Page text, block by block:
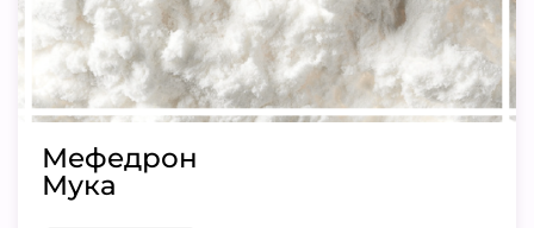
Мефедрон
Мука